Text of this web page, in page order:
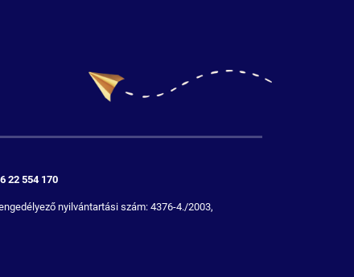
22 554 170
nyilvántartási szám: 4376-4./2003,